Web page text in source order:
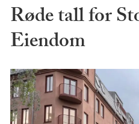
Røde tall for
Eiendom